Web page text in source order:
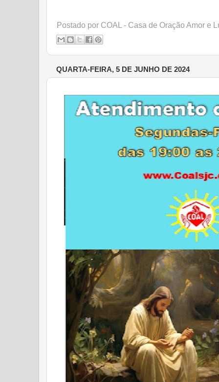
Postado por COAL - Casa de Oração Amor e
QUARTA-FEIRA, 5 DE JUNHO DE 2024